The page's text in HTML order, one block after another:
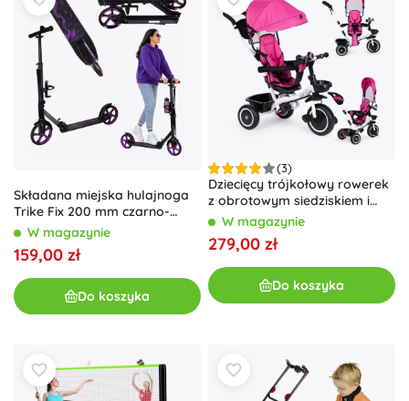
Składana miejska hulajnoga
Trike Fix 200 mm czarno-
fioletowa
W magazynie
159,00 zł
Do koszyka
(3)
Dziecięcy trójkołowy rowerek
z obrotowym siedziskiem i
daszkiem różowy ECO TOYS
W magazynie
279,00 zł
Do koszyka